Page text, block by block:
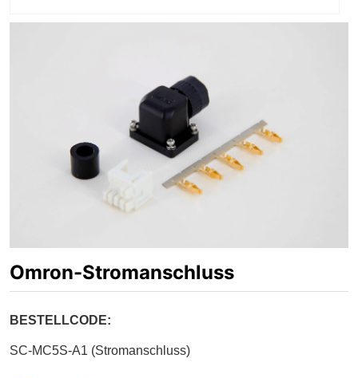
Omron-Stromanschluss